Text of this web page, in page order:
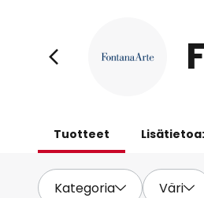
Tuotteet
Kategoria Väri